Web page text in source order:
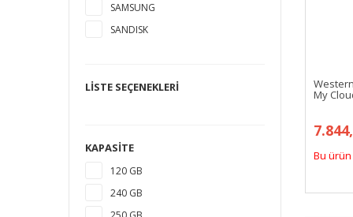
SAMSUNG
SANDISK
WESTERN DIGITAL
LISTE SEÇENEKLERI
KAPASITE
120 GB
240 GB
My
Bu